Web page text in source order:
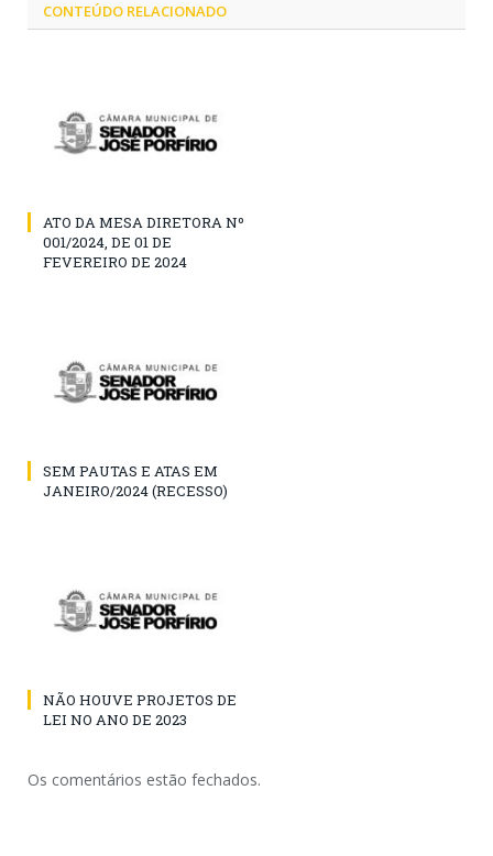
CONTEÚDO RELACIONADO
ATO DA MESA DIRETORA Nº
001/2024, DE 01 DE
FEVEREIRO DE 2024
SEM PAUTAS E ATAS EM
JANEIRO/2024 (RECESSO)
NÃO HOUVE PROJETOS DE
LEI NO ANO DE 2023
Os comentários estão fechados.